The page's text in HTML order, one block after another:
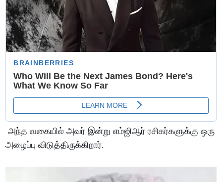
அந்த வகையில் அவர் இன்று எம்ஜிஆர் ரசிகர்களுக்கு ஒரு
அழைப்பு விடுத்திருக்கிறார்.